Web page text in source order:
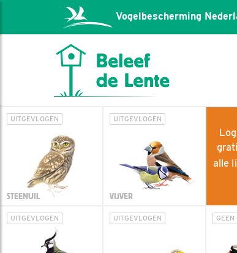
Vogelbescherming
UITGEVLOGEN
STEENUIL
UITGEVLOGEN
VIJVER
alle
UITGEVLOGEN UITGEVLOGEN GEEN